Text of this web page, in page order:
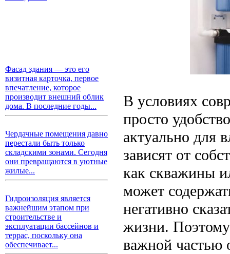
Фасад здания — это его
визитная карточка, первое
впечатление, которое
производит внешний облик
дома. В последние годы...
Чердачные помещения давно
перестали быть только
складскими зонами. Сегодня
они превращаются в уютные
жилые...
Гидроизоляция является
важнейшим этапом при
строительстве и
эксплуатации бассейнов и
террас, поскольку она
обеспечивает...
В условиях
просто
актуально для
зависят от
как скважины
может
негативно
жизни. Поэтому
важной частью